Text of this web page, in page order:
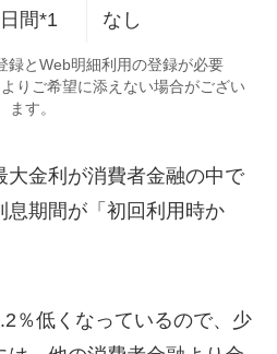
間*1 なし
とWeb明細利用の登録が必要
りご希望に添えない場合がござい
ます。
大金利が消費者金融の中で
息期間が「初回利用時か
％低くなっているので、少